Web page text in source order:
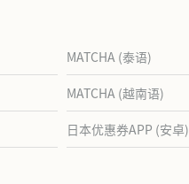
MATCHA (泰语)
MATCHA (越南语)
日本优惠券APP (安卓)